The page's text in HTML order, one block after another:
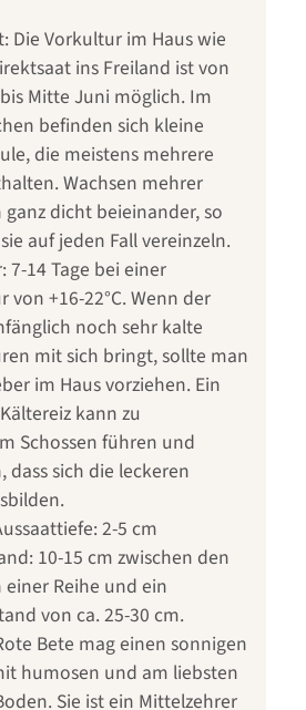
Die Vorkultur im Haus wie
ins Freiland ist von
Mitte Juni möglich. Im
befinden sich kleine
die meistens mehrere
Wachsen mehrer
ganz dicht beieinander, so
auf jeden Fall vereinzeln.
7-14 Tage bei einer
von +16-22°C. Wenn der
noch sehr kalte
mit sich bringt, sollte man
im Haus vorziehen. Ein
kann zu
Schossen führen und
dass sich die leckeren
2-5 cm
10-15 cm zwischen den
einer Reihe und ein
von ca. 25-30 cm.
Bete mag einen sonnigen
humosen und am liebsten
Sie ist ein Mittelzehrer